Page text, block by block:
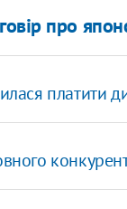
про
платити